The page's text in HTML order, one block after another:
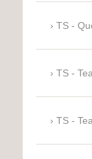
TS -
TS -
TS -